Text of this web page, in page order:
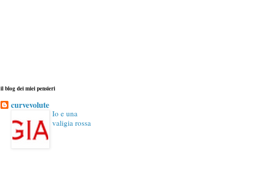
il blog dei miei pensieri
curvevolute
Io e una
valigia rossa